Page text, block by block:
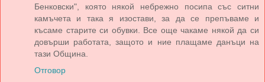
Бенковски", която някой небрежно посипа със ситни
камъчета и така я изостави, за да се препъваме и
късаме старите си обувки. Все още чакаме някой да си
довърши работата, защото и ние плащаме данъци на
тази Община.
Отговор